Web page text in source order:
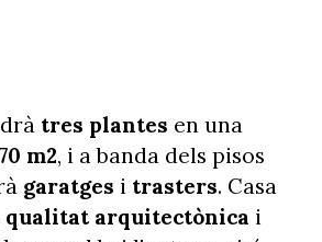
tres plantes en una
m2, i a banda dels pisos
garatges itrasters. Casa
qualitat arquitectònica i